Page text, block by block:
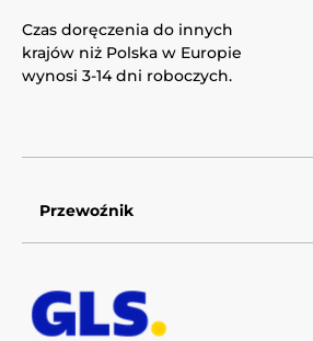
Czas doręczenia do innych
krajów niż Polska w Europie
wynosi 3-14 dni roboczych.
Przewoźnik